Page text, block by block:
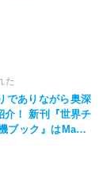
た
でありながら奥深
介！ 新刊『世界チ
ブック』はMaker